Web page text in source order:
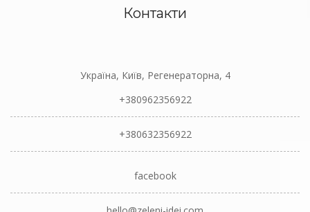
Контакти
Україна, Київ, Регенераторна, 4
+380962356922
+380632356922
facebook